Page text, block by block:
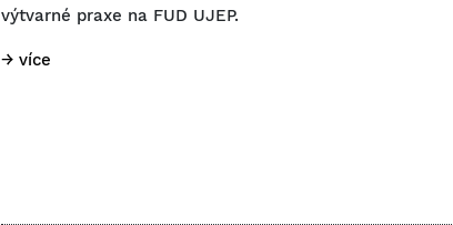
výtvarné praxe na FUD UJEP.
→ více